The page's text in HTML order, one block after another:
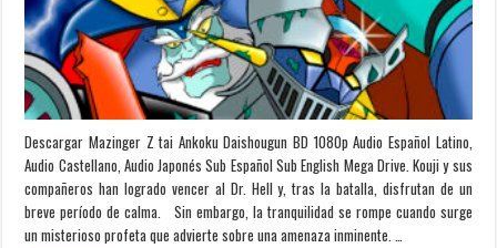
Descargar Mazinger Z tai Ankoku Daishougun BD 1080p Audio Español Latino,
Audio Castellano, Audio Japonés Sub Español Sub English Mega Drive. Kouji y sus
compañeros han logrado vencer al Dr. Hell y, tras la batalla, disfrutan de un
breve período de calma. Sin embargo, la tranquilidad se rompe cuando surge
un misterioso profeta que advierte sobre una amenaza inminente. …